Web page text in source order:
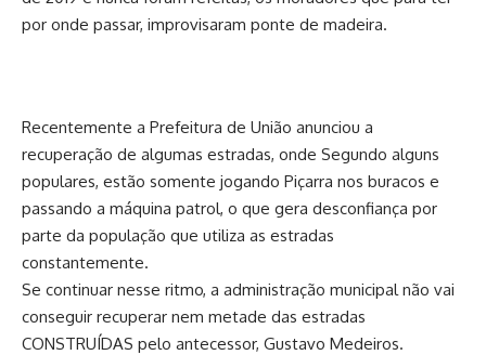
por onde passar, improvisaram ponte de madeira.
Recentemente a Prefeitura de União anunciou a
recuperação de algumas estradas, onde Segundo alguns
populares, estão somente jogando Piçarra nos buracos e
passando a máquina patrol, o que gera desconfiança por
parte da população que utiliza as estradas
constantemente.
Se continuar nesse ritmo, a administração municipal não vai
conseguir recuperar nem metade das estradas
CONSTRUÍDAS pelo antecessor, Gustavo Medeiros.